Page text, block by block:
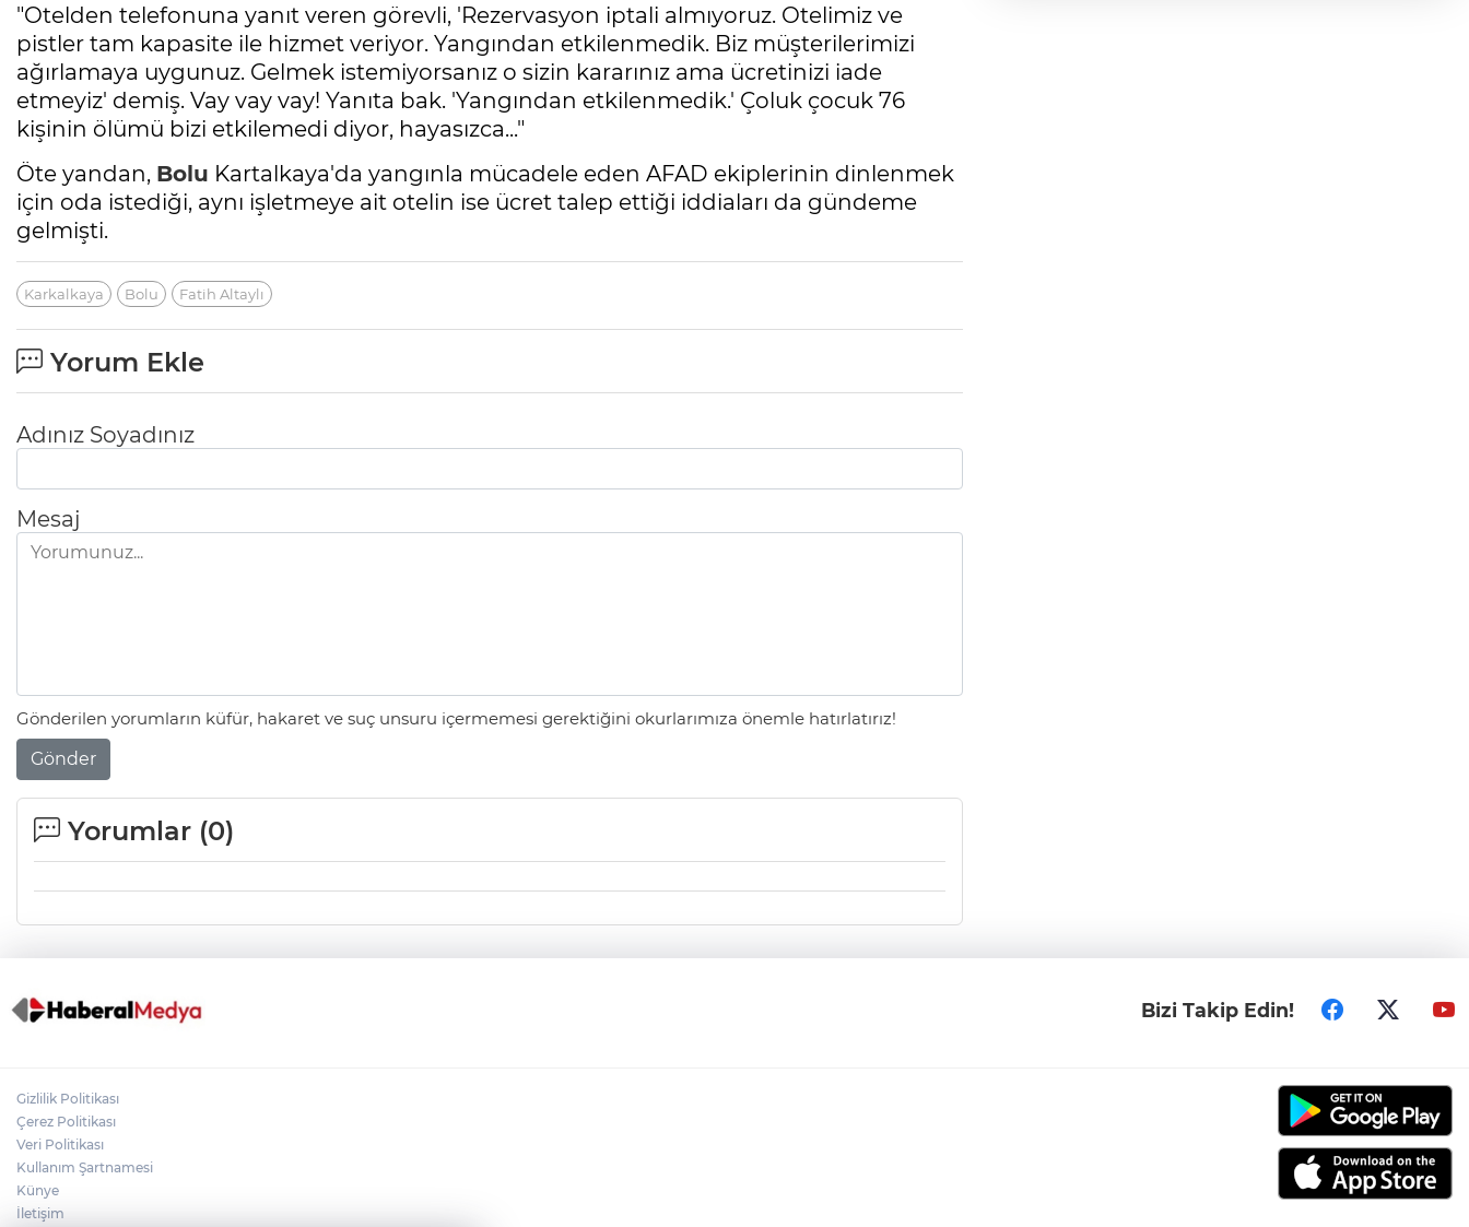
"Otelden telefonuna yanıt veren görevli, 'Rezervasyon iptali almıyoruz. Otelimiz ve
pistler tam kapasite ile hizmet veriyor. Yangından etkilenmedik. Biz müşterilerimizi
ağırlamaya uygunuz. Gelmek istemiyorsanız o sizin kararınız ama ücretinizi iade
etmeyiz' demiş. Vay vay vay! Yanıta bak. 'Yangından etkilenmedik.' Çoluk çocuk 76
kişinin ölümü bizi etkilemedi diyor, hayasızca..."
Öte yandan, Bolu Kartalkaya'da yangınla mücadele eden AFAD ekiplerinin dinlenmek
için oda istediği, aynı işletmeye ait otelin ise ücret talep ettiği iddiaları da gündeme
gelmişti.
Karkalkaya Bolu Fatih Altaylı
Yorum Ekle
Adınız Soyadınız
Mesaj
Gönderilen yorumların küfür, hakaret ve suç unsuru içermemesi gerektiğini okurlarımıza önemle hatırlatırız!
Gönder
Yorumlar (0)
Bizi Takip Edin!
Gizlilik Politikası
Çerez Politikası
Veri Politikası
Kullanım Şartnamesi
Künye
İletişim